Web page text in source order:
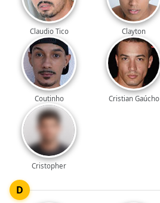
Claudio Tico Clayton
Coutinho Cristian Gaúcho
Cristopher
D